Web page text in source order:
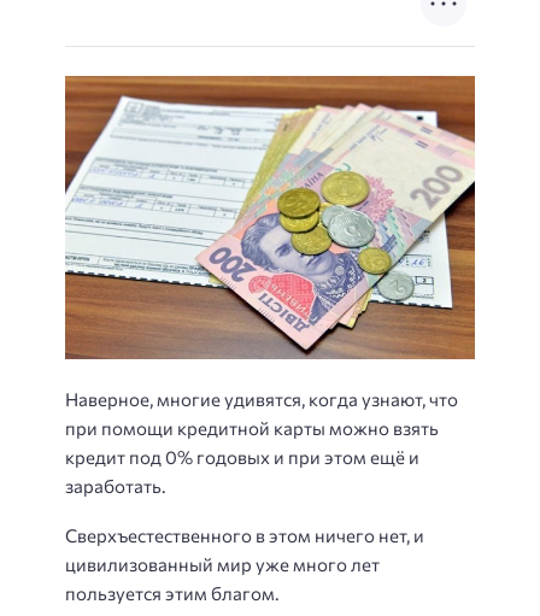
Наверное, многие удивятся, когда узнают, что
при помощи кредитной карты можно взять
кредит под 0% годовых и при этом ещё и
заработать.
Сверхъестественного в этом ничего нет, и
цивилизованный мир уже много лет
пользуется этим благом.